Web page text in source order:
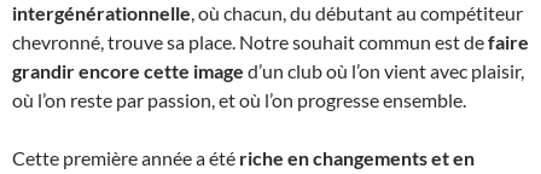
intergénérationnelle, où chacun, du débutant au compétiteur
chevronné, trouve sa place. Notre souhait commun est defaire
grandir encore cette image d’un club où l’on vient avec plaisir,
où l’on reste par passion, et où l’on progresse ensemble.
Cette première année a été riche en changements et en